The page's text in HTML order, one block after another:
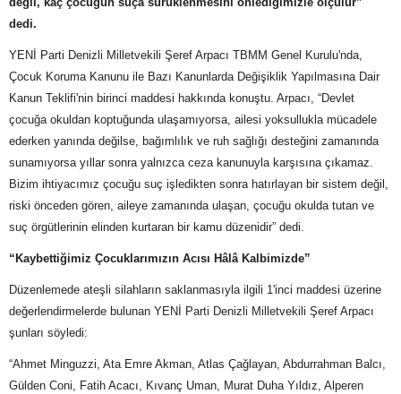
dedi.
YENİ Parti Denizli Milletvekili Şeref Arpacı TBMM Genel Kurulu'nda,
Çocuk Koruma Kanunu ile Bazı Kanunlarda Değişiklik Yapılmasına Dair
Kanun Teklifi'nin birinci maddesi hakkında konuştu. Arpacı, “Devlet
çocuğa okuldan koptuğunda ulaşamıyorsa, ailesi yoksullukla mücadele
ederken yanında değilse, bağımlılık ve ruh sağlığı desteğini zamanında
sunamıyorsa yıllar sonra yalnızca ceza kanunuyla karşısına çıkamaz.
Bizim ihtiyacımız çocuğu suç işledikten sonra hatırlayan bir sistem değil,
riski önceden gören, aileye zamanında ulaşan, çocuğu okulda tutan ve
suç örgütlerinin elinden kurtaran bir kamu düzenidir” dedi.
“Kaybettiğimiz Çocuklarımızın Acısı Hâlâ Kalbimizde”
Düzenlemede ateşli silahların saklanmasıyla ilgili 1'inci maddesi üzerine
değerlendirmelerde bulunan YENİ Parti Denizli Milletvekili Şeref Arpacı
şunları söyledi:
“Ahmet Minguzzi, Ata Emre Akman, Atlas Çağlayan, Abdurrahman Balcı,
Gülden Coni, Fatih Acacı, Kıvanç Uman, Murat Duha Yıldız, Alperen